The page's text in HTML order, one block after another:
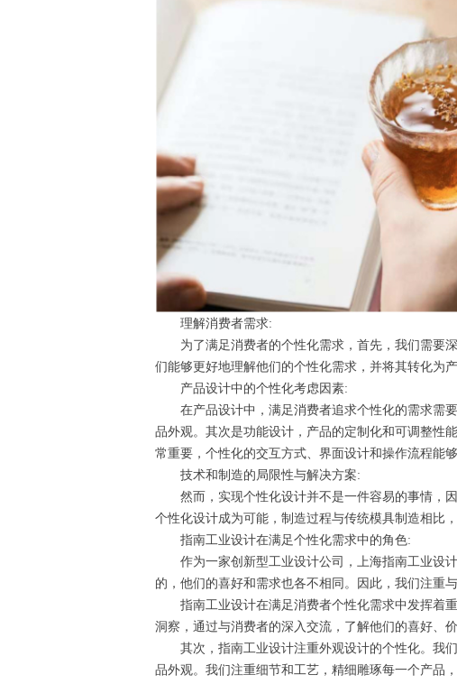
理解消费者需求:
为了满足消费者的个性化需求，首先，我们需要深
们能够更好地理解他们的个性化需求，并将其转化为
产品设计中的个性化考虑因素:
在产品设计中，满足消费者追求个性化的需求需要
品外观。其次是功能设计，产品的定制化和可调整性
常重要，个性化的交互方式、界面设计和操作流程能
技术和制造的局限性与解决方案:
然而，实现个性化设计并不是一件容易的事情，因
个性化设计成为可能，制造过程与传统模具制造相比
指南工业设计在满足个性化需求中的角色:
作为一家创新型工业设计公司，上海指南工业设计
的，他们的喜好和需求也各不相同。因此，我们注重
指南工业设计在满足消费者个性化需求中发挥着重
洞察，通过与消费者的深入交流，了解他们的喜好、
其次，指南工业设计注重外观设计的个性化。我们
品外观。我们注重细节和工艺，精细雕琢每一个产品